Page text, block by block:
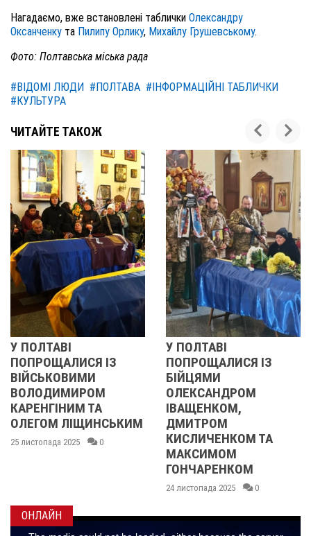
Нагадаємо, вже встановлені таблички Олександру
Оксанченку та Пилипу Орлику, Михайлу Грушевському.
Фото: Полтавська міська рада
#ВІДОМІ ЛЮДИ #ПОЛТАВА #ІНФОРМАЦІЙНІ ТАБЛИЧКИ
#КУЛЬТУРА
ЧИТАЙТЕ ТАКОЖ
ІЗ
ТА
0
ПОПРОЩАЛИСЯ ІЗ
ОЛЕКСАНДРОМ
ІВАЩЕНКОМ,
ДМИТРОМ
КИСЛИЧЕНКОМ ТА
МАКСИМОМ
ГОНЧАРЕНКОМ
24 листопада 2025 0
2013
21 листопада
ОНЛАЙН